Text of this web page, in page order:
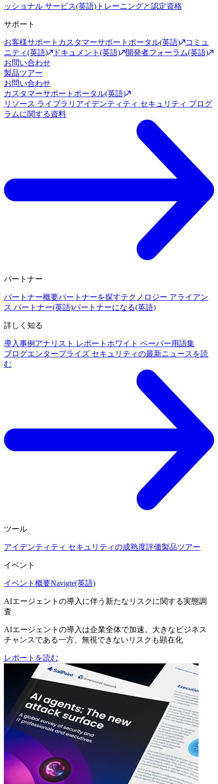
ッショナル サービス(英語) トレーニングと認定資格
サポート
お客様サポート カスタマーサポートポータル(英語)
コミュ
ニティ(英語)
ドキュメント(英語)
開発者フォーラム(英語)
お問い合わせ
製品ツアー
お問い合わせ
カスタマーサポートポータル(英語)
リソース ライブラリ アイデンティティ セキュリティ プログ
ラムに関する資料
パートナー
パートナー概要パートナーを探すテクノロジー アライアン
ス パートナー(英語)パートナーになる(英語)
詳しく知る
導入事例 アナリスト レポート ホワイト ペーパー用語集
ブログエンタープライズ セキュリティの最新ニュースを読
む
ツール
アイデンティティ セキュリティの成熟度評価製品ツアー
イベント
イベント概要Navigte(英語)
AIエージェントの導入に伴う新たなリスクに関する実態調
査
AIエージェントの導入は企業全体で加速。大きなビジネス
チャンスである一方、無視できないリスクも顕在化
レポートを読む